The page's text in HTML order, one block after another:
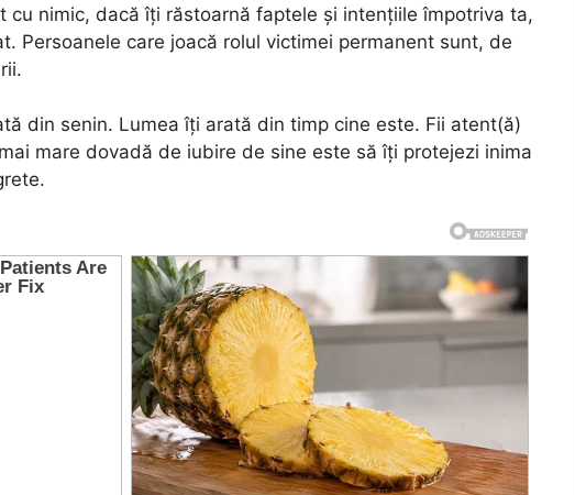
cu nimic, dacă îți răstoarnă faptele și intențiile împotriva ta,
Persoanele care joacă rolul victimei permanent sunt, de
din senin. Lumea îți arată din timp cine este. Fii atent(ă)
mare dovadă de iubire de sine este să îți protejezi inima